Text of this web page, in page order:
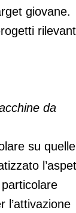
giovane.
da
su quelle
l’attivazione